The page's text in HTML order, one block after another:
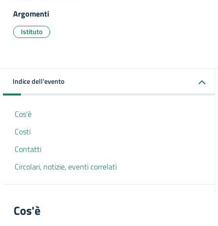
Argomenti
Istituto
Indice dell'evento
Cos'è
Costi
Contatti
Circolari, notizie, eventi correlati
Cos'è